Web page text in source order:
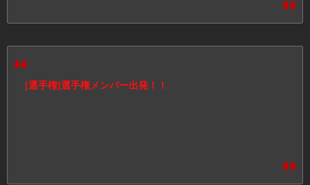
[選手権]選手権メンバー出発！！